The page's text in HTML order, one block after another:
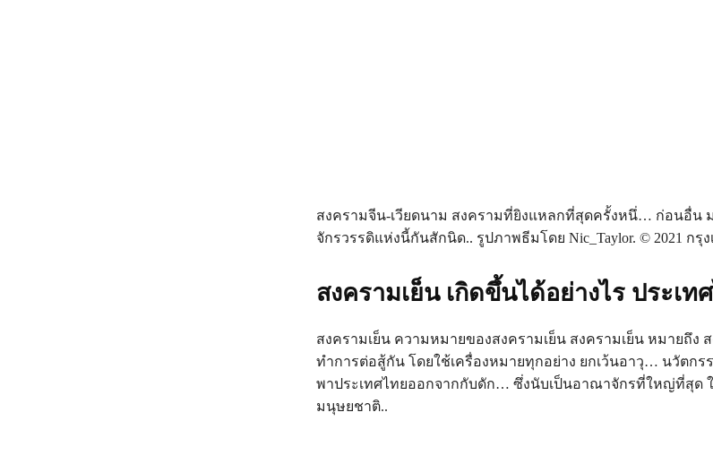
สงครามจีน-เวียดนาม สงครามที่ยิงแหลกที่สุดครั้งหนึ่… ก่อนอื่น
จักรวรรดิแห่งนี้กันสักนิด.. รูปภาพธีมโดย Nic_Taylor. © 2021 กรุ
สงครามเย็น เกิดขึ้นได้อย่างไร ประเท
สงครามเย็น ความหมายของสงครามเย็น สงครามเย็น หมายถึง
ทำการต่อสู้กัน โดยใช้เครื่องหมายทุกอย่าง ยกเว้นอาวุ… นวัตกร
พาประเทศไทยออกจากกับดัก… ซึ่งนับเป็นอาณาจักรที่ใหญ่ที่สุด
มนุษยชาติ..